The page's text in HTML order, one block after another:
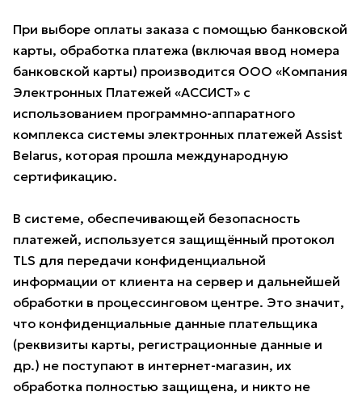
При выборе оплаты заказа с помощью банковской
карты, обработка платежа (включая ввод номера
банковской карты) производится ООО «Компания
Электронных Платежей «АССИСТ» с
использованием программно-аппаратного
комплекса системы электронных платежей Assist
Belarus, которая прошла международную
сертификацию.
В системе, обеспечивающей безопасность
платежей, используется защищённый протокол
TLS для передачи конфиденциальной
информации от клиента на сервер и дальнейшей
обработки в процессинговом центре. Это значит,
что конфиденциальные данные плательщика
(реквизиты карты, регистрационные данные и
др.) не поступают в интернет-магазин, их
обработка полностью защищена, и никто не